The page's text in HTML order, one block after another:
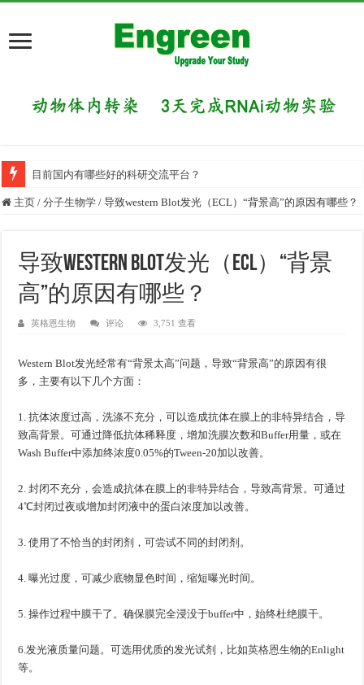
目前国内有哪些好的科研交流平台？
做慢病毒感染实验前，你需要哪些知识储备？
主页 / 分子生物学 / 导致western Blot发光（ECL）“背景高”的原因有哪些？
导致western Blot发光（ECL）“背景
高”的原因有哪些？
英格恩生物 评论 3,751 查看
Western Blot发光经常有“背景太高”问题，导致“背景高”的原因有很
多，主要有以下几个方面：
1. 抗体浓度过高，洗涤不充分，可以造成抗体在膜上的非特异结合，导
致高背景。可通过降低抗体稀释度，增加洗膜次数和Buffer用量，或在
Wash Buffer中添加终浓度0.05%的Tween-20加以改善。
2. 封闭不充分，会造成抗体在膜上的非特异结合，导致高背景。可通过
4℃封闭过夜或增加封闭液中的蛋白浓度加以改善。
3. 使用了不恰当的封闭剂，可尝试不同的封闭剂。
4. 曝光过度，可减少底物显色时间，缩短曝光时间。
5. 操作过程中膜干了。确保膜完全浸没于buffer中，始终杜绝膜干。
6.发光液质量问题。可选用优质的发光试剂，比如英格恩生物的Enlight
等。